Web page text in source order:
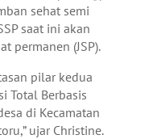
sehat semi
saat ini akan
permanen (JSP).
pilar kedua
Total Berbasis
di Kecamatan
ujar Christine.